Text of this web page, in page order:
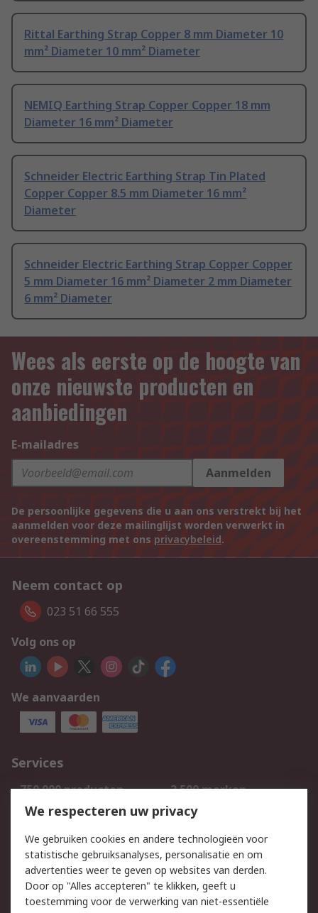
Rittal Earthing Strap Copper 8 mm Diameter 10
mm² Diameter 10 mm² Diameter
NEMIQ Earthing Strap Copper Copper 18 mm
Diameter 16 mm² Diameter
Schneider Electric Earthing Strap Tin Plated
Copper Copper 8.5 mm Diameter 16 mm²
Diameter
Schneider Electric Earthing Strap Copper Copper
5 mm Diameter 16 mm² Diameter 2 mm Diameter
6 mm² Diameter
Wees als eerste op de hoogte van
onze nieuwste producten en
aanbiedingen
E-mailadres
Aanmelden
De persoonlijke gegevens die u aan ons verstrekt bij het
aanmelden voor deze mailinglijst worden verwerkt in
overeenstemming met ons privacybeleid.
Neem contact op
023 51 66 555
Volg ons op
We aanvaarden
Services
750.000 producten
2.500 merken
Bestellen
Inkoopoplossingen
Track & Trace
Wettelijk
We respecteren uw privacy
We gebruiken cookies en andere technologieën voor
statistische gebruiksanalyses, personalisatie en om
advertenties weer te geven op websites van derden.
Door op "Alles accepteren" te klikken, geeft u
toestemming voor de verwerking van niet-essentiële